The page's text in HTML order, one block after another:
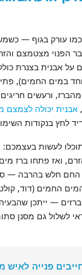
כמו עורק בגוף —
הפנוי מצטמצם
על אבנית בצנרת
במים החמים),
ורעשים חריגים
אבנית יכולה
לחץ בנקודות
לעשות בעצמכם:
ואז פתחו ברז
החם חלש בהרבה —
החמים (דוד,
— ייתכן
לשלול גם מסנן
פנייה לאיש